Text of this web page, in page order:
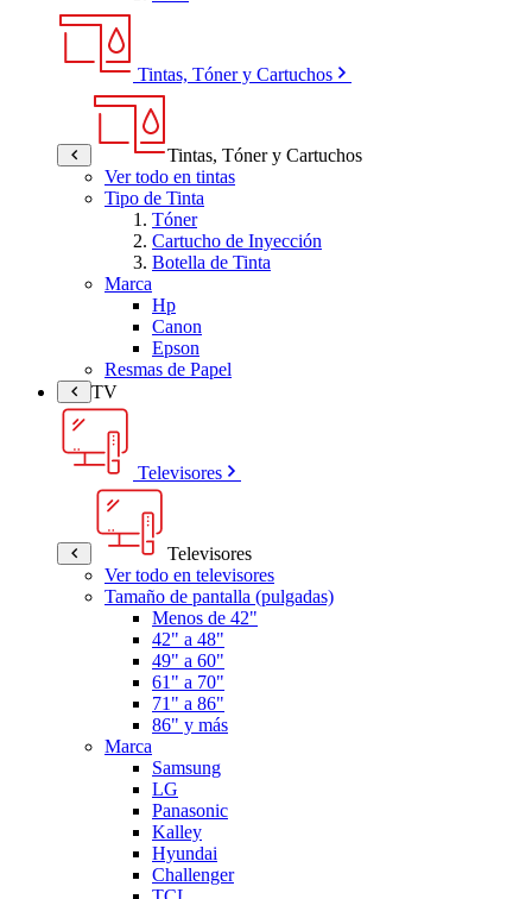
Tintas, Tóner y Cartuchos
Tintas, Tóner y Cartuchos
Ver todo en tintas
Tipo de Tinta
Tóner
Cartucho de Inyección
Botella de Tinta
Marca
Hp
Canon
Epson
Resmas de Papel
TV
Televisores
Televisores
Ver todo en televisores
Tamaño de pantalla (pulgadas)
Menos de 42"
42" a 48"
49" a 60"
61" a 70"
71" a 86"
86" y más
Marca
Samsung
LG
Panasonic
Kalley
Hyundai
Challenger